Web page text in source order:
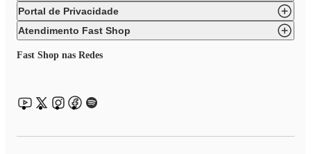
Portal de Privacidade
Atendimento Fast Shop
Fast Shop nas Redes